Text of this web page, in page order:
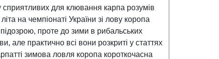
для клювання карпа розумів
на чемпіонаті України зі лову коропа
проте до зими в рибальських
але практично всі вони розкриті у статтях
зимова ловля коропа короткочасна